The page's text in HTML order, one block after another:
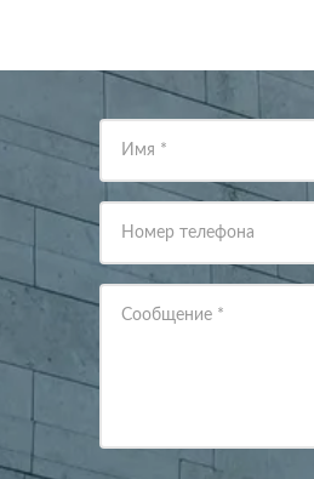
Имя *
Номер телефона
Сообщение *